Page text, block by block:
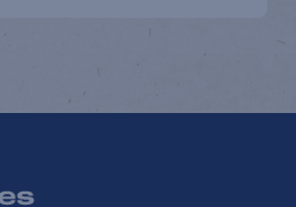
Ils ont appris à
se faire confiance, à
missions.